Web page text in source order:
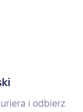
i odbierz